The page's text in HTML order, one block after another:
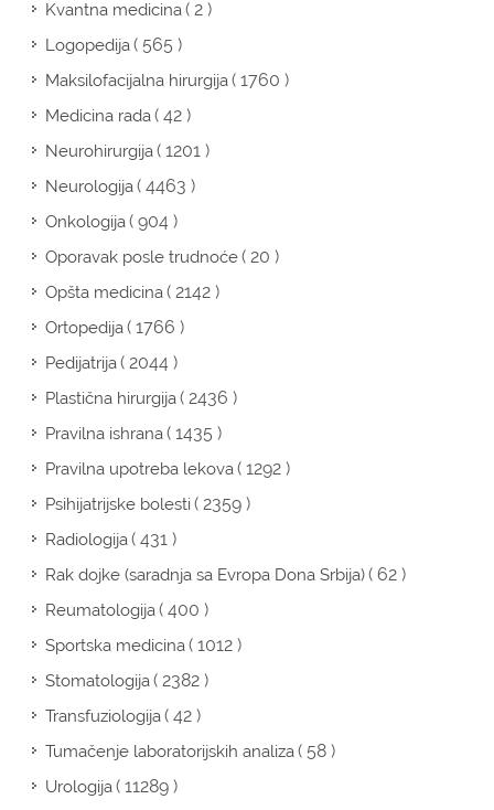
Kvantna medicina( 2 )
Logopedija( 565 )
Maksilofacijalna hirurgija( 1760 )
Medicina rada( 42 )
Neurohirurgija( 1201 )
Neurologija( 4463 )
Onkologija( 904 )
Oporavak posle trudnoće( 20 )
Opšta medicina( 2142 )
Ortopedija( 1766 )
Pedijatrija( 2044 )
Plastična hirurgija( 2436 )
Pravilna ishrana( 1435 )
Pravilna upotreba lekova( 1292 )
Psihijatrijske bolesti( 2359 )
Radiologija( 431 )
Rak dojke (saradnja sa Evropa Dona Srbija)( 62 )
Reumatologija( 400 )
Sportska medicina( 1012 )
Stomatologija( 2382 )
Transfuziologija( 42 )
Tumačenje laboratorijskih analiza( 58 )
Urologija( 11289 )